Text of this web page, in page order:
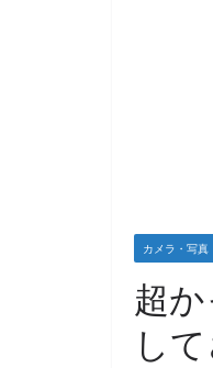
カメラ・写真
超
し